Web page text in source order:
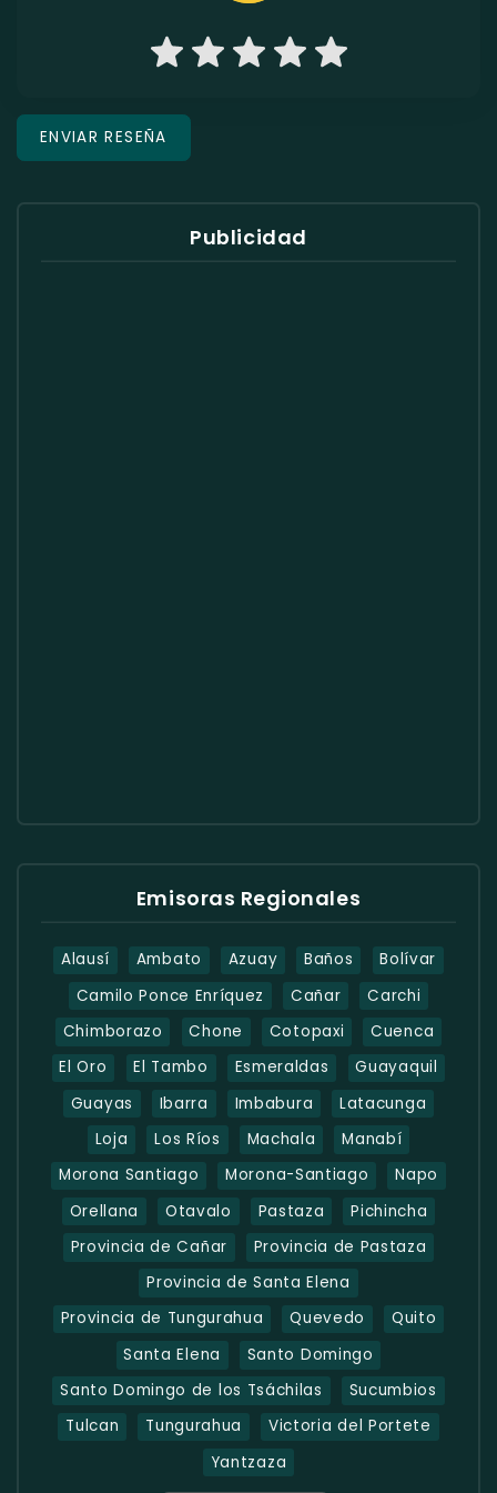
Publicidad
Emisoras Regionales
Alausí Ambato Azuay Baños
Bolívar
Camilo Ponce Enríquez
Cañar
Carchi
Chimborazo
Chone Cotopaxi
Cuenca
El Oro
El Tambo Esmeraldas
Guayaquil
Guayas
Ibarra Imbabura
Latacunga
Loja
Los Ríos Machala
Manabí
Morona Santiago
Morona-Santiago
Napo
Orellana
Otavalo Pastaza
Pichincha
Provincia de Cañar
Provincia de Pastaza
Provincia de Santa Elena
Provincia de Tungurahua
Quevedo
Quito
Santa Elena
Santo Domingo
Santo Domingo de los Tsáchilas
Sucumbios
Tulcan
Tungurahua
Victoria del Portete
Yantzaza